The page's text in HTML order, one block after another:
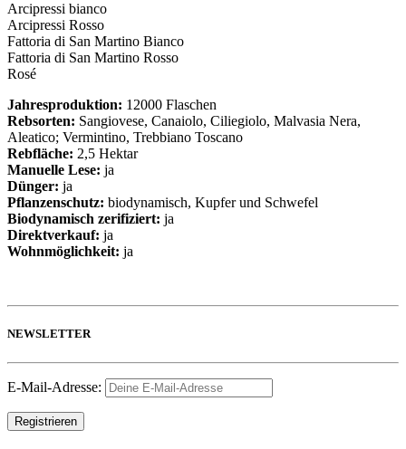
Arcipressi bianco
Arcipressi Rosso
Fattoria di San Martino Bianco
Fattoria di San Martino Rosso
Rosé
Jahresproduktion: 12000 Flaschen
Rebsorten: Sangiovese, Canaiolo, Ciliegiolo, Malvasia Nera,
Aleatico; Vermintino, Trebbiano Toscano
Rebfläche: 2,5 Hektar
Manuelle Lese: ja
Dünger: ja
Pflanzenschutz: biodynamisch, Kupfer und Schwefel
Biodynamisch zerifiziert: ja
Direktverkauf: ja
Wohnmöglichkeit: ja
NEWSLETTER
E-Mail-Adresse: